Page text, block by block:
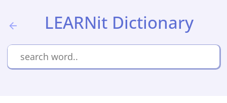
LEARNit Dictionary